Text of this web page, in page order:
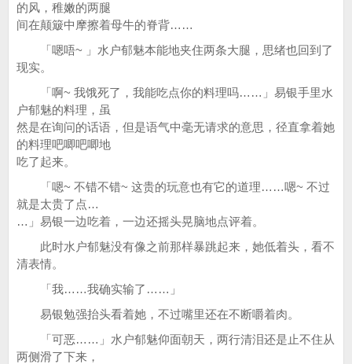
的风，稚嫩的两腿
间在颠簸中摩擦着母牛的脊背……
「嗯唔~ 」水户郁魅本能地夹住两条大腿，思绪也回到了
现实。
「啊~ 我饿死了，我能吃点你的料理吗……」易银手里水
户郁魅的料理，虽
然是在询问的话语，但是语气中毫无请求的意思，径直拿着她
的料理吧唧吧唧地
吃了起来。
「嗯~ 不错不错~ 这贵的玩意也有它的道理……嗯~ 不过
就是太贵了点…
…」易银一边吃着，一边还摇头晃脑地点评着。
此时水户郁魅没有像之前那样暴跳起来，她低着头，看不
清表情。
「我……我确实输了……」
易银勉强抬头看着她，不过嘴里还在不断嚼着肉。
「可恶……」水户郁魅仰面朝天，两行清泪还是止不住从
两侧滑了下来，